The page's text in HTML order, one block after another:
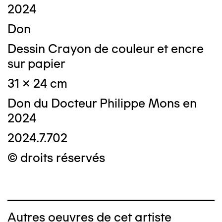
2024
Don
Dessin Crayon de couleur et encre
sur papier
31 x 24 cm
Don du Docteur Philippe Mons en
2024
2024.7.702
© droits réservés
Autres oeuvres de cet artiste